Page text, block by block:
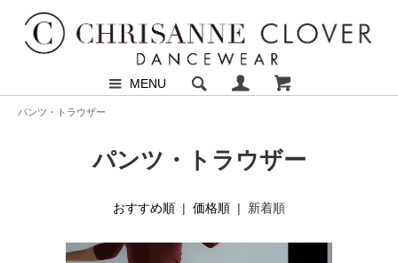
MENU
パンツ・トラウザー
パンツ・トラウザー
おすすめ順 | 価格順 | 新着順